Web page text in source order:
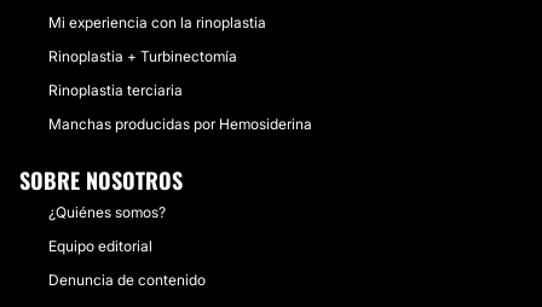
Mi experiencia con la rinoplastia
Rinoplastia + Turbinectomía
Rinoplastia terciaria
Manchas producidas por Hemosiderina
SOBRE NOSOTROS
¿Quiénes somos?
Equipo editorial
Denuncia de contenido